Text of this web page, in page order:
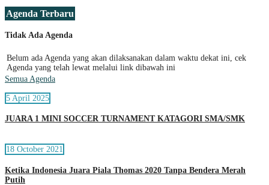
Agenda Terbaru
Tidak Ada Agenda
Belum ada Agenda yang akan dilaksanakan dalam waktu dekat ini, cek
Agenda yang telah lewat melalui link dibawah ini
Semua Agenda
5 April 2025
JUARA 1 MINI SOCCER TURNAMENT KATAGORI SMA/SMK
18 October 2021
Ketika Indonesia Juara Piala Thomas 2020 Tanpa Bendera Merah
Putih